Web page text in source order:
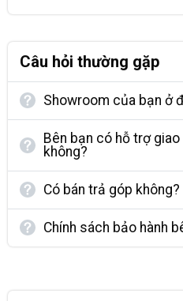
Câu hỏi thường gặp
Showroom của bạn ở
Bên bạn có hỗ trợ
không?
Có bán trả góp không?
Chính sách bảo hành